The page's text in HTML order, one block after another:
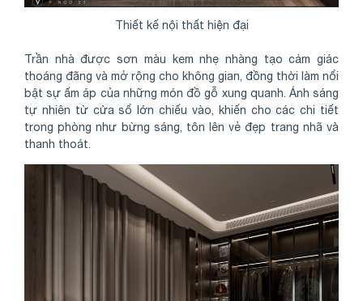
Thiết kế nội thất hiện đại
Trần nhà được sơn màu kem nhẹ nhàng tạo cảm giác
thoáng đãng và mở rộng cho không gian, đồng thời làm nổi
bật sự ấm áp của những món đồ gỗ xung quanh. Ánh sáng
tự nhiên từ cửa sổ lớn chiếu vào, khiến cho các chi tiết
trong phòng như bừng sáng, tôn lên vẻ đẹp trang nhã và
thanh thoát.